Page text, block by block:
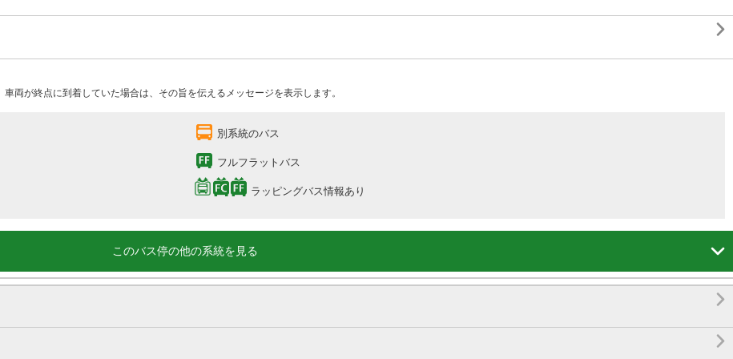

両が終点に到着していた場合は、その旨を伝えるメッセージを表示します。
別系統のバス
フルフラットバス
ラッピングバス情報あり
このバス停の他の系統を見る 

